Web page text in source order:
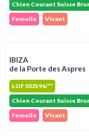
Chien Courant Suisse
Femelle
Vivant
IBIZA
de la Porte des Aspres
LOF 032596/**
Chien Courant Suisse
Femelle
Vivant